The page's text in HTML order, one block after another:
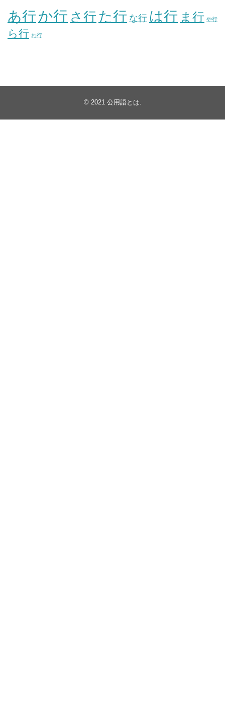
あ行か行 さ行た行 な行 は行 ま行 や行
ら行 わ行
© 2021 公用語とは.